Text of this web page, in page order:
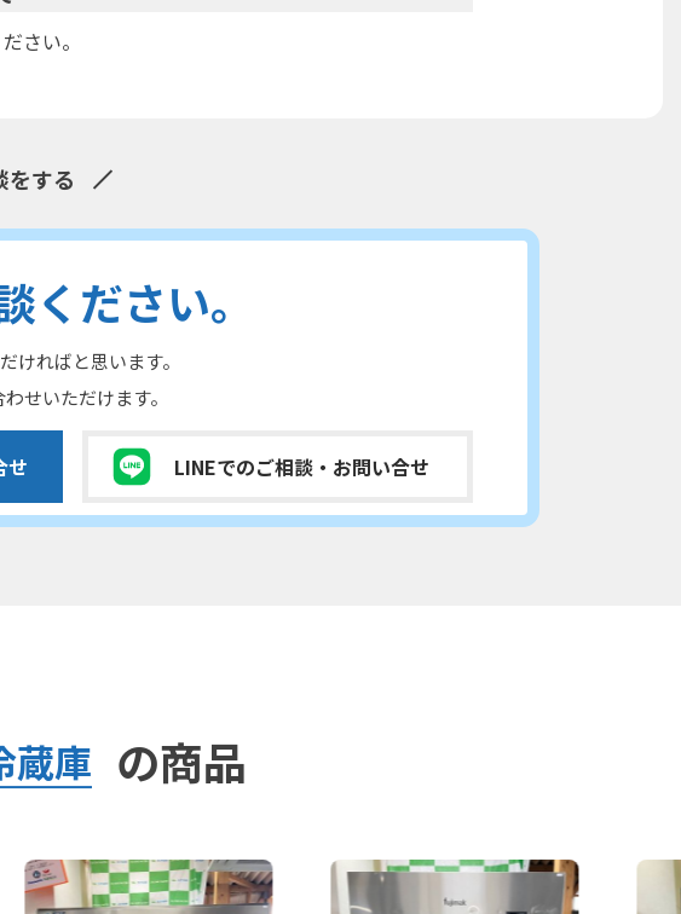
さい。
をする
ください。
ければと思います。
せいただけます。
せ LINEでのご相談 ・お問い合せ
蔵庫 の商品